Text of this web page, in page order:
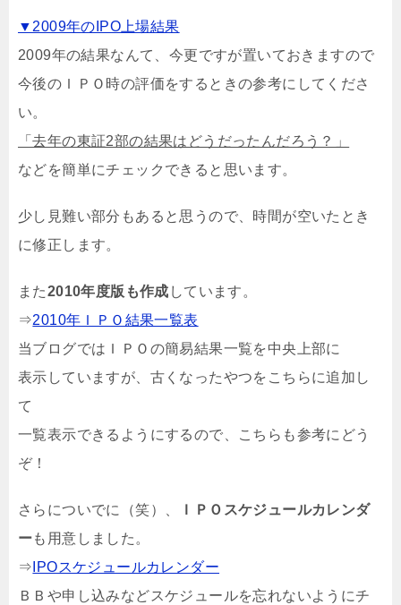
▼2009年のIPO上場結果
2009年の結果なんて、今更ですが置いておきますので
今後のＩＰＯ時の評価をするときの参考にしてくださ
い。
「去年の東証2部の結果はどうだったんだろう？」
などを簡単にチェックできると思います。
少し見難い部分もあると思うので、時間が空いたとき
に修正します。
また2010年度版も作成 しています。
⇒2010年ＩＰＯ結果一覧表
当ブログではＩＰＯの簡易結果一覧を中央上部に
表示していますが、古くなったやつをこちらに追加し
て
一覧表示できるようにするので、こちらも参考にどう
ぞ！
さらについでに（笑）、
ＩＰＯスケジュールカレンダ
ーも用意しました。
⇒ IPOスケジュールカレンダー
ＢＢや申し込みなどスケジュールを忘れないようにチ